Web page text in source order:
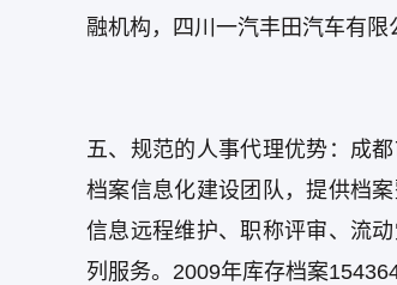
融机构，四川一汽丰田汽车有
五、规范的人事代理优势：成
档案信息化建设团队，提供档
信息远程维护、职称评审、流
列服务。2009年库存档案